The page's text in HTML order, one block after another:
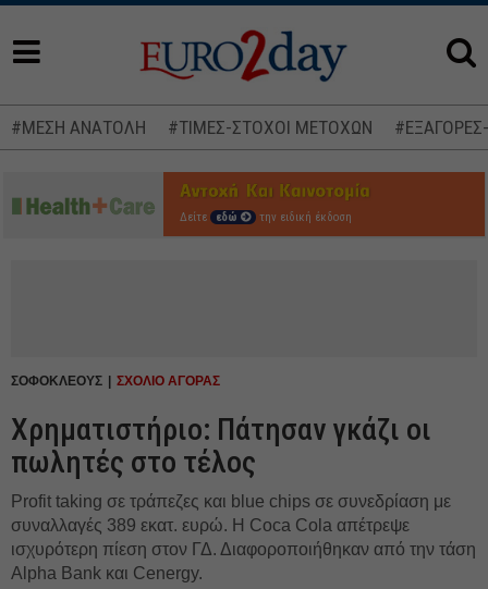
#ΜΕΣΗ ΑΝΑΤΟΛΗ #ΤΙΜΕΣ-ΣΤΟΧΟΙ ΜΕΤΟΧΩΝ
Δείτε εδώ την ειδική έκδοση
ΣΟΦΟΚΛΕΟΥΣ ΣΧΟΛΙΟ ΑΓΟΡΑΣ
Χρηματιστήριο: Πάτησαν γκάζι οι
πωλητές στο τέλος
Profit taking σε τράπεζες και blue chips σε συνεδρίαση με
συναλλαγές 389 εκατ. ευρώ. H Coca Cola απέτρεψε
ισχυρότερη πίεση στον ΓΔ. Διαφοροποιήθηκαν από την τάση
Alpha Bank και Cenergy.